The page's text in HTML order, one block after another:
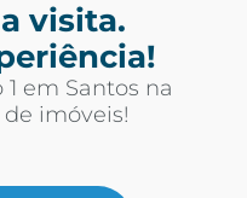
visita.
em Santos na
imóveis!